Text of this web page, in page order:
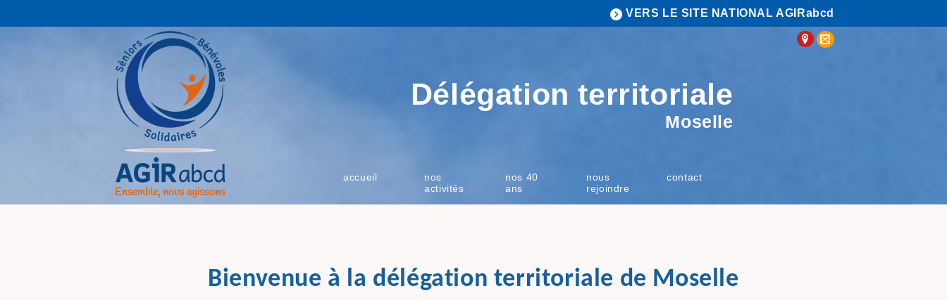
VERS LE SITE NATIONAL AGIRabcd
Délégation territoriale
Moselle
accueil
nos
activités
nos 40
ans
nous
rejoindre
contact
Bienvenue à la délégation territoriale de Moselle